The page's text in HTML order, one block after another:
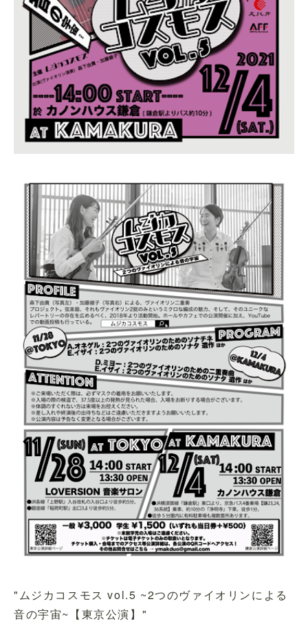
"ムジカコスモス vol.5 ~2つのヴァイオリンによる
音の宇宙~【東京公演】"